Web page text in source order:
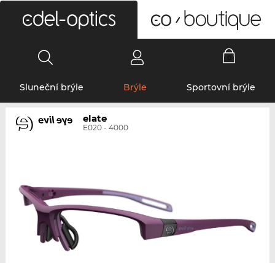
Sluneční brýle Brýle Sportovní brýle
elate
E020 - 4000